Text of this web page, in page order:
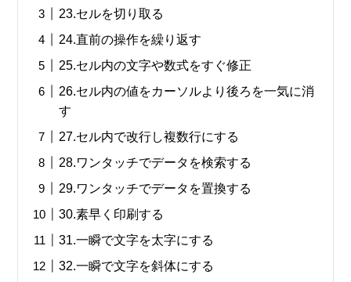
23.セルを切り取る
24.直前の操作を繰り返す
25.セル内の文字や数式をすぐ修正
26.セル内の値をカーソルより後ろを一気に消
す
27.セル内で改行し複数行にする
28.ワンタッチでデータを検索する
29.ワンタッチでデータを置換する
30.素早く印刷する
31.一瞬で文字を太字にする
32.一瞬で文字を斜体にする